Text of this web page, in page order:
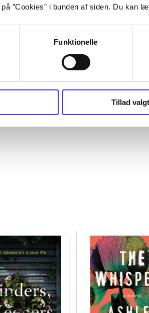
”Cookies” i bunden af siden. Du kan
Funktionelle
Tillad